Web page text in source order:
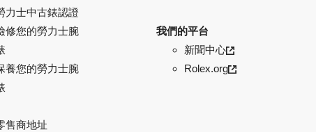
力士中古錶認證
修您的勞力士腕
養您的勞力士腕
售商地址
我們的平台
新聞中心
Rolex.org